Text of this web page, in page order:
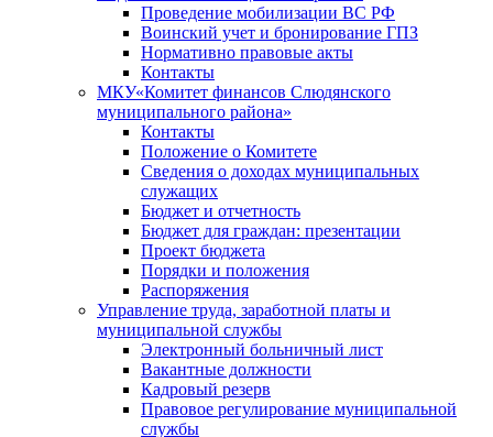
Проведение мобилизации ВС РФ
Воинский учет и бронирование ГПЗ
Нормативно правовые акты
Контакты
МКУ«Комитет финансов Слюдянского
муниципального района»
Контакты
Положение о Комитете
Сведения о доходах муниципальных
служащих
Бюджет и отчетность
Бюджет для граждан: презентации
Проект бюджета
Порядки и положения
Распоряжения
Управление труда, заработной платы и
муниципальной службы
Электронный больничный лист
Вакантные должности
Кадровый резерв
Правовое регулирование муниципальной
службы